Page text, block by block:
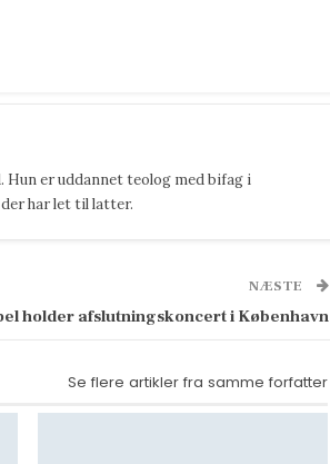
er uddannet teolog med bifag i
har let til latter.
NÆSTE
holder afslutningskoncert i København
Se flere artikler fra samme forfatter